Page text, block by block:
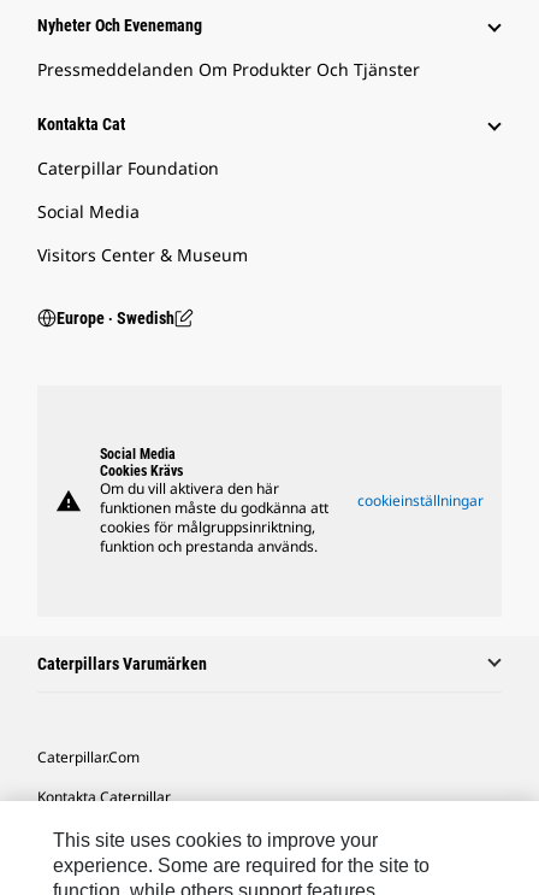
Nyheter Och Evenemang
Pressmeddelanden Om Produkter Och Tjänster
Kontakta Cat
Caterpillar Foundation
Social Media
Visitors Center & Museum
Europe ‧ Swedish
warning
Social Media
Cookies Krävs
Om du vill aktivera den här
funktionen måste du godkänna att
cookies för målgruppsinriktning,
funktion och prestanda används.
cookieinställningar
Caterpillars Varumärken
Caterpillar.com
Kontakta Caterpillar
Mina Marknadsföringspreferenser
Platskarta
This site uses cookies to improve your
experience. Some are required for the site to
function, while others support features,